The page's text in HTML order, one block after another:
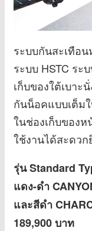
ระบบกันสะเทือ
ระบบ HSTC ระ
เก็บของใต้เบา
กันน็อคแบบเต็ม
ในช่องเก็บของห
ใช้งานได้สะดว
รุ่น Standard
แดง-ดำ
และสีดำ
189,900 บาท